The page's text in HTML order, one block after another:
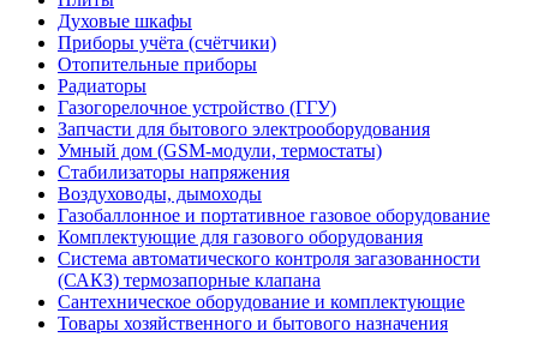
Духовые шкафы
Приборы учёта (счётчики)
Отопительные приборы
Радиаторы
Газогорелочное устройство (ГГУ)
Запчасти для бытового электрооборудования
Умный дом (GSM-модули, термостаты)
Cтабилизаторы напряжения
Воздуховоды, дымоходы
Газобаллонное и портативное газовое оборудование
Комплектующие для газового оборудования
Система автоматического контроля загазованности
(САКЗ) термозапорные клапана
Сантехническое оборудование и комплектующие
Товары хозяйственного и бытового назначения